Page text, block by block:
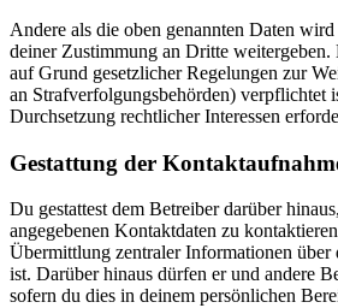
Andere als die oben genannten Daten
deiner Zustimmung an Dritte
auf Grund gesetzlicher Regelungen zur
an Strafverfolgungsbehörden) verpflichtet
Durchsetzung rechtlicher Interessen
Gestattung der
Du gestattest dem Betreiber darüber
angegebenen Kontaktdaten zu
Übermittlung zentraler Informationen über
ist. Darüber hinaus dürfen er und andere
sofern du dies in deinem persönlichen